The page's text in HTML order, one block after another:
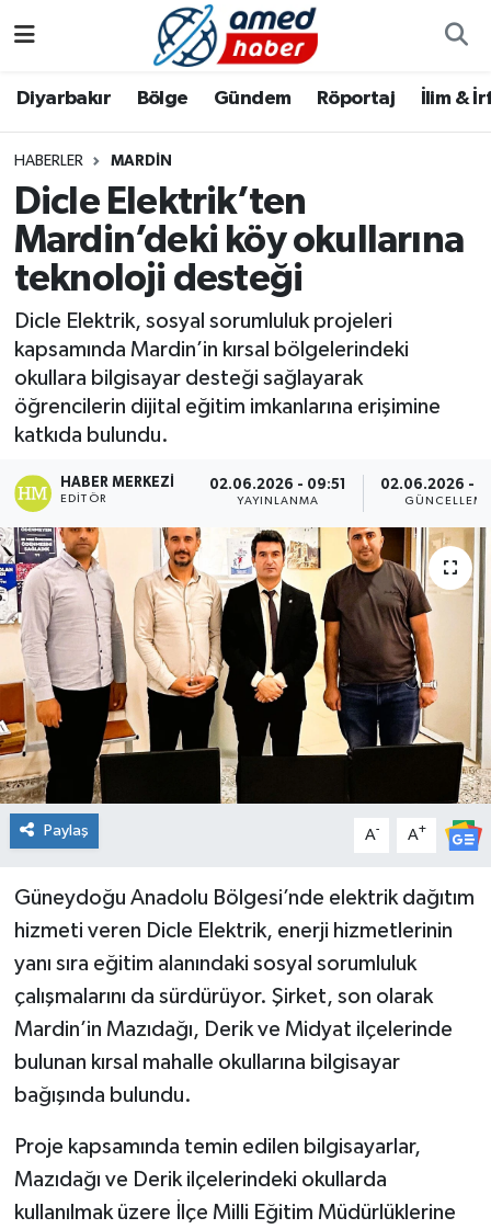
Diyarbakır Bölge Gündem Röportaj İlim &
HABERLER MARDIN
Dicle Elektrik’ten
Mardin’deki köy okullarına
teknoloji desteği
Dicle Elektrik, sosyal sorumluluk projeleri
kapsamında Mardin’in kırsal bölgelerindeki
okullara bilgisayar desteği sağlayarak
öğrencilerin dijital eğitim imkanlarına erişimine
katkıda bulundu.
HABER MERKEZI
EDITÖR
02.06.2026 - 09:51
YAYINLANMA
02.06.2026 -
Paylaş A- A+
Güneydoğu Anadolu Bölgesi’nde elektrik dağıtım
hizmeti veren Dicle Elektrik, enerji hizmetlerinin
yanı sıra eğitim alanındaki sosyal sorumluluk
çalışmalarını da sürdürüyor. Şirket, son olarak
Mardin’in Mazıdağı, Derik ve Midyat ilçelerinde
bulunan kırsal mahalle okullarına bilgisayar
bağışında bulundu.
Proje kapsamında temin edilen bilgisayarlar,
Mazıdağı ve Derik ilçelerindeki okullarda
kullanılmak üzere İlçe Milli Eğitim Müdürlüklerine
Bölge
Röportaj
Foto Galeri
Aile
Asayiş
Bilim & Teknoloji
Dünya
Eğitim
Ekonomi
Genel
Güncel
Gündem
İlim & İrfan
Kültür & Sanat
KURDÎ
Sağlık & Yaşam
Siyaset
Spor
Yaşam
Diyarbakır Hava Durumu
Diyarbakır Namaz Vakitleri
Diyarbakır Trafik Yoğunluk Haritası
Tüm Manşetler
Son Dakika Haberleri
Haber Arşivi